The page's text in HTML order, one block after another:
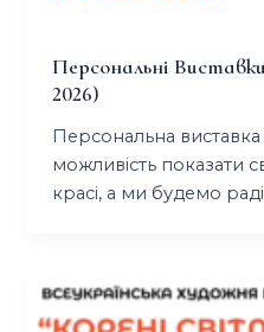
Персональні
2026)
Персональна
можливість показати
красі, а ми будемо